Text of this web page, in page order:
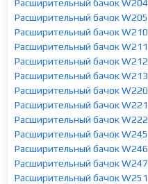
Расширительный бачок W204
Расширительный бачок W205
Расширительный бачок W210
Расширительный бачок W211
Расширительный бачок W212
Расширительный бачок W213
Расширительный бачок W220
Расширительный бачок W221
Расширительный бачок W222
Расширительный бачок W245
Расширительный бачок W246
Расширительный бачок W247
Расширительный бачок W251